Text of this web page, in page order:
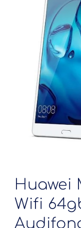
multimedia
1
una
ventana
modal
Huawei
Wifi